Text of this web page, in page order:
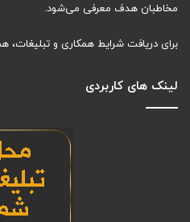
مخاطبان هدف معرفی می‌شود.
برای دریافت شرایط همکاری و تبلیغات،
لینک های کاربردی